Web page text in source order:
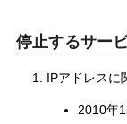
停止するサー
IPアドレスに
2010年